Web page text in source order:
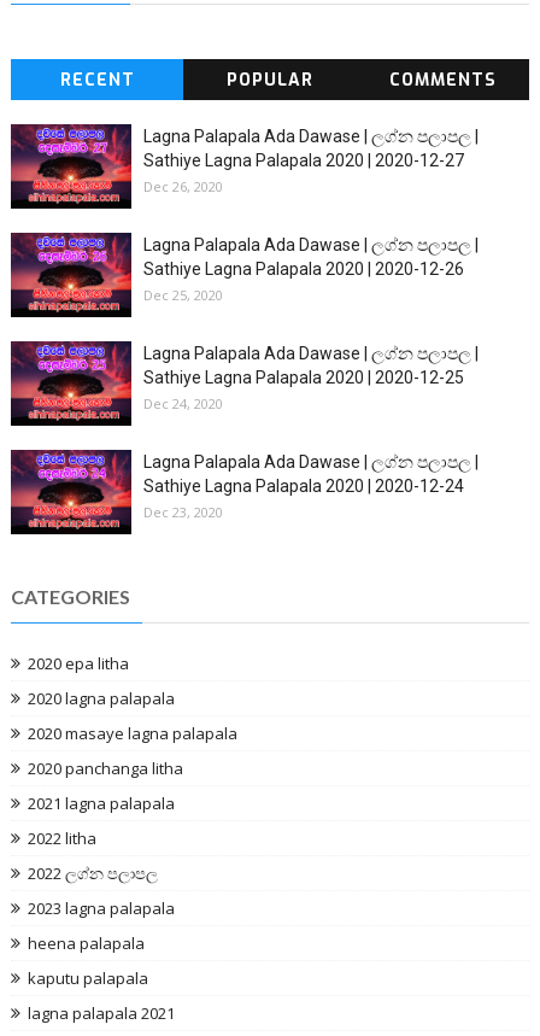
RECENT POPULAR COMMENTS
Lagna Palapala Ada Dawase | ලග්න පලාපල |
Sathiye Lagna Palapala 2020 | 2020-12-27
Dec 26, 2020
Lagna Palapala Ada Dawase | ලග්න පලාපල |
Sathiye Lagna Palapala 2020 | 2020-12-26
Dec 25, 2020
Lagna Palapala Ada Dawase | ලග්න පලාපල |
Sathiye Lagna Palapala 2020 | 2020-12-25
Dec 24, 2020
Lagna Palapala Ada Dawase | ලග්න පලාපල |
Sathiye Lagna Palapala 2020 | 2020-12-24
Dec 23, 2020
CATEGORIES
2020 epa litha
2020 lagna palapala
2020 masaye lagna palapala
2020 panchanga litha
2021 lagna palapala
2022 litha
2022 ලග්න පලාපල
2023 lagna palapala
heena palapala
kaputu palapala
lagna palapala 2021